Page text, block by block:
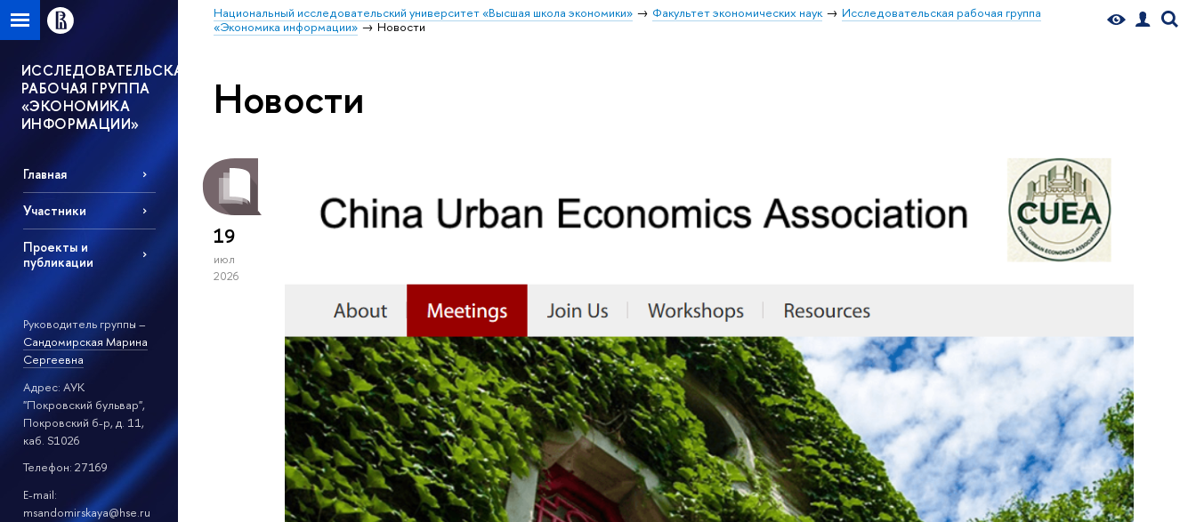
Национальный исследовательский университет «Высшая школа экономики» Факультет экономических наук
Исследовательская рабочая группа
«Экономика информации»
Новости
ИССЛЕДОВАТЕЛЬСКАЯ
РАБОЧАЯ ГРУППА
«ЭКОНОМИКА
ИНФОРМАЦИИ»
Главная
Участники
Проекты и
публикации
Руководитель группы –
Сандомирская Марина
Сергеевна
Адрес: АУК
"Покровский бульвар",
Покровский б-р, д. 11,
каб. S1026
Телефон: 27169
E-mail:
msandomirskaya@hse.ru
Новости
19
июл
2026